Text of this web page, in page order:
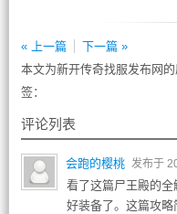
« 上一篇
下一篇 »
本文为新开传奇找服发布网
签：
评论列表
会跑的樱桃 发布于
看了这篇尸王殿的全
好装备了。这篇攻略